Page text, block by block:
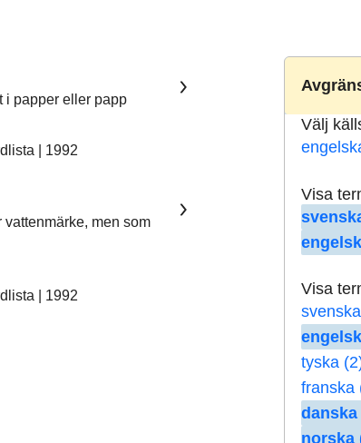
Välj
Visa
Visa
tyska
franska
danska
norska
i papper eller papp
| 1992
men som
| 1992